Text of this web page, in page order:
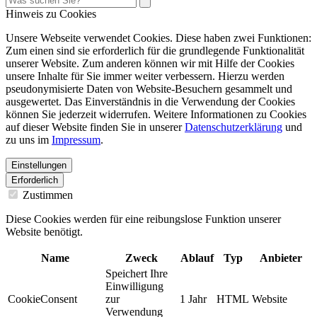
Hinweis zu Cookies
Unsere Webseite verwendet Cookies. Diese haben zwei Funktionen:
Zum einen sind sie erforderlich für die grundlegende Funktionalität
unserer Website. Zum anderen können wir mit Hilfe der Cookies
unsere Inhalte für Sie immer weiter verbessern. Hierzu werden
pseudonymisierte Daten von Website-Besuchern gesammelt und
ausgewertet. Das Einverständnis in die Verwendung der Cookies
können Sie jederzeit widerrufen. Weitere Informationen zu Cookies
auf dieser Website finden Sie in unsererDatenschutzerklärung und
zu uns im Impressum.
Einstellungen
Erforderlich
Zustimmen
Diese Cookies werden für eine reibungslose Funktion unserer
Website benötigt.
Name Zweck Ablauf Typ Anbieter
CookieConsent
Speichert Ihre
Einwilligung
zur
Verwendung
1 Jahr HTML Website